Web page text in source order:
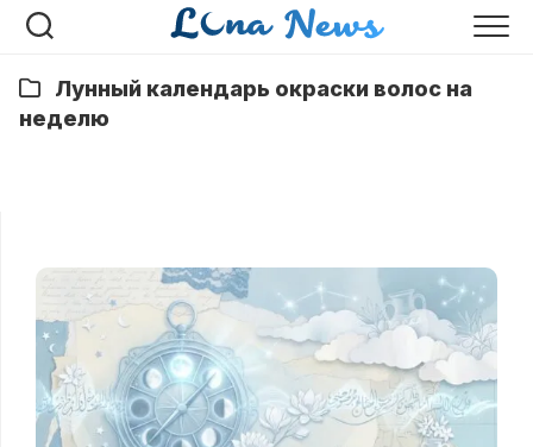
Перейти
Лунный календарь окраски волос на
неделю